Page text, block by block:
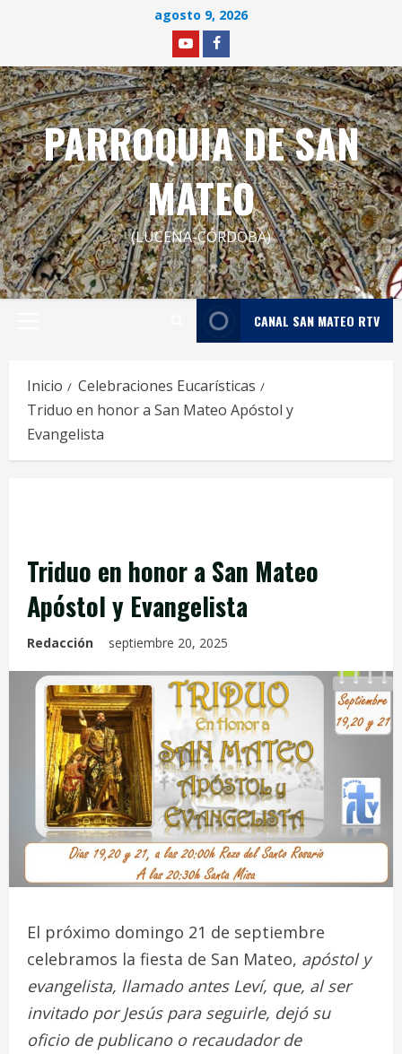
agosto 9, 2026
YOUTUBE
facebook
PARROQUIA DE SAN
MATEO
(LUCENA-CÓRDOBA)
CANAL SAN MATEO RTV
Inicio
Celebraciones Eucarísticas
Triduo en honor a San Mateo Apóstol y
Evangelista
Triduo en honor a San Mateo
Apóstol y Evangelista
Redacción septiembre 20, 2025
El próximo domingo 21 de septiembre
celebramos la fiesta de San Mateo, apóstol y
evangelista, llamado antes Leví, que, al ser
invitado por Jesús para seguirle, dejó su
oficio de publicano o recaudador de